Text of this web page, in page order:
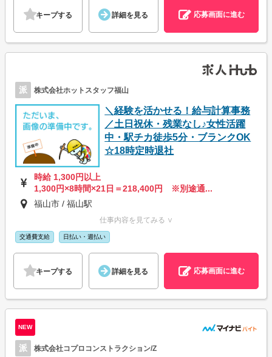
キープする 詳細を見る 応募画面に進む
派 株式会社ホットスタッフ福山
＼経験を活かせる！給与計算事務
／土日祝休・残業なし♪女性活躍
中・駅チカ徒歩5分・ブランクOK
☆18時定時退社
時給 1,300円以上
1,300円×8時間×21日＝218,400円 ※別途通...
福山市 / 福山駅
仕事内容を見てみる ∨
交通費支給 日払い・週払い
キープする 詳細を見る 応募画面に進む
NEW
派 株式会社コプロコンストラクション/Z